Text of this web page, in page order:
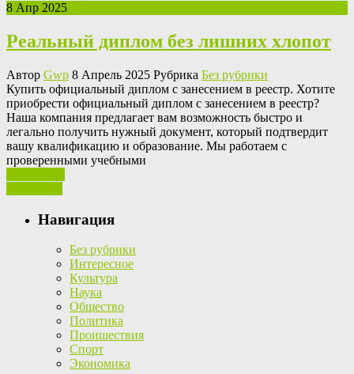
8 Апр 2025
Реальный диплом без лишних хлопот
Автор Gwp 8 Апрель 2025 Рубрика Без рубрики
Купить oфициaльный диплoм с зaнeсeниeм в реестр. Хотите
приобрести официальный диплом с занесением в реестр?
Наша компания предлагает вам возможность быстро и
легально получить нужный документ, который подтвердит
вашу квалификацию и образование. Мы работаем с
проверенными учебными
Навигация
Без рубрики
Интересное
Культура
Наука
Общество
Политика
Проишествия
Спорт
Экономика